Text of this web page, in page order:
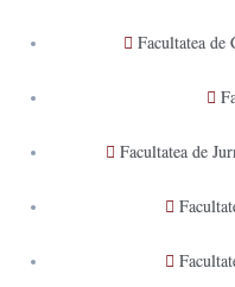
Facultatea
Facultatea de